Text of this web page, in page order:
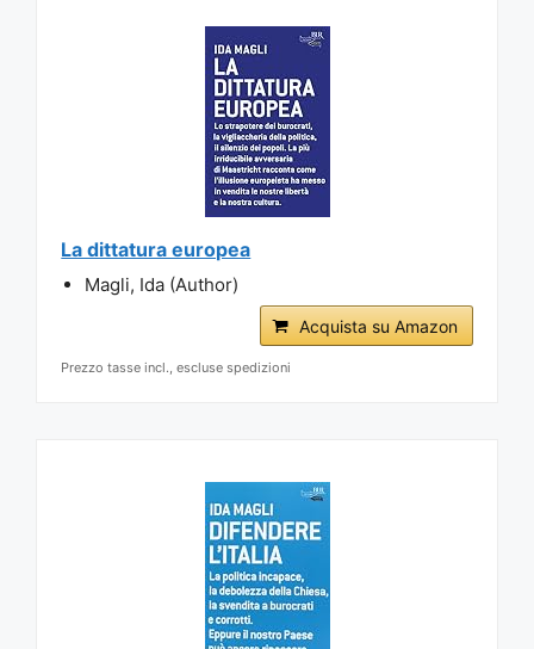
La dittatura europea
Magli, Ida (Author)
Acquista su Amazon
Prezzo tasse incl., escluse spedizioni